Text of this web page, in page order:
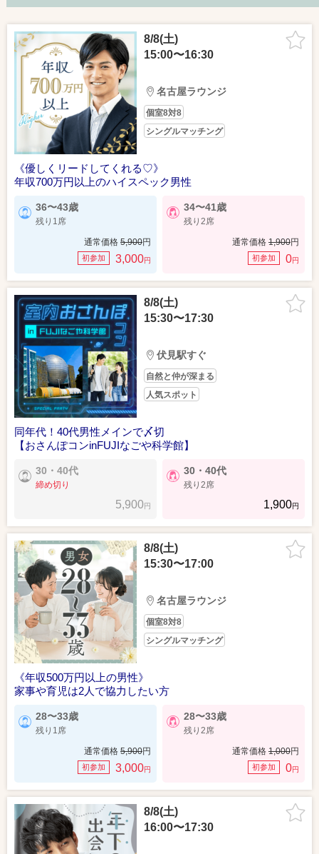
8/8(土)
15:00〜16:30
名古屋ラウンジ
個室8対8
シングルマッチング
《優しくリードしてくれる♡》
年収700万円以上のハイスペック男性
36〜43歳
残り1席
通常価格 5,900円
初参加 3,000円
34〜41歳
残り2席
通常価格 1,900円
初参加 0円
8/8(土)
15:30〜17:30
伏見駅すぐ
自然と仲が深まる
人気スポット
同年代！40代男性メインで〆切
【おさんぽコンinFUJIなごや科学館】
30・40代
締め切り
5,900円
30・40代
残り2席
1,900円
8/8(土)
15:30〜17:00
名古屋ラウンジ
個室8対8
シングルマッチング
《年収500万円以上の男性》
家事や育児は2人で協力したい方
28〜33歳
残り1席
通常価格 5,900円
初参加 3,000円
28〜33歳
残り2席
通常価格 1,000円
初参加 0円
8/8(土)
16:00〜17:30